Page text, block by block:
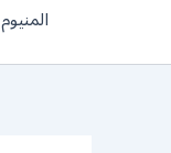
المنيوم